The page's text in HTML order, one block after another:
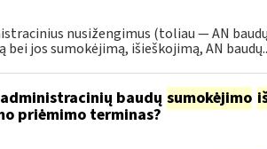
nusižengimus (toliau — AN
jos sumokėjimą, išieškojimą, AN
baudų sumokėjimo
priėmimo terminas?